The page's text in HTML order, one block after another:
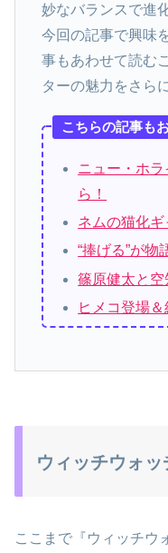
妙なバランスで進
今回の記事で興味
事もあわせて読む
ターの魅力をさら
こちらの記事も
ニュー・ホ
ら！
ネムの猫化ギ
“捧げる”が物
篠原健太と空
ヒメコ登場＆
ウィッチウォ
ここまで『ウィッチウ